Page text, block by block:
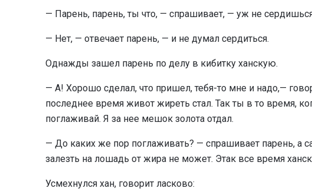
— Парень, парень, ты что, — спрашивает, — уж не
— Нет, — отвечает парень, — и не думал сердиться.
Однажды зашел парень по делу в кибитку ханскую.
— А! Хорошо сделал, что пришел, тебя-то мне и надо,—
последнее время живот жиреть стал. Так ты в то время,
поглаживай. Я за нее мешок золота отдал.
— До каких же пор поглаживать? — спрашивает парень, а
залезть на лошадь от жира не может. Этак все время
Усмехнулся хан, говорит ласково: